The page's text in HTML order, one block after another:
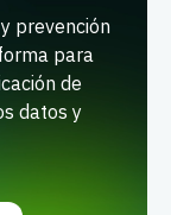
prevención
para
de
datos y